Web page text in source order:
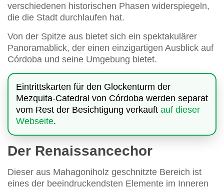
verschiedenen historischen Phasen widerspiegeln,
die die Stadt durchlaufen hat.
Von der Spitze aus bietet sich ein spektakulärer
Panoramablick, der einen einzigartigen Ausblick auf
Córdoba und seine Umgebung bietet.
Eintrittskarten für den Glockenturm der
Mezquita-Catedral von Córdoba werden separat
vom Rest der Besichtigung verkauft auf dieser
Webseite.
Der Renaissancechor
Dieser aus Mahagoniholz geschnitzte Bereich ist
eines der beeindruckendsten Elemente im Inneren